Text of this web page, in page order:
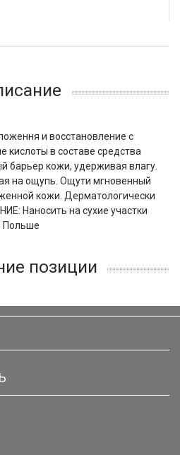
и восстановление с
в составе средства
барьер кожи, удерживая влагу.
на ощупь. Ощути мгновенный
кожи. Дерматологически
Наносить на сухие участки
Польше
позиции